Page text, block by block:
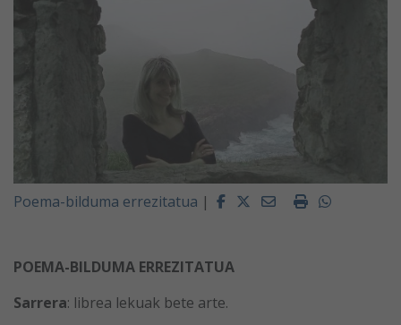
Poema-bilduma errezitatua | FacebookTwitterEmailImprimirWhatsapp
POEMA-BILDUMA ERREZITATUA
Sarrera: librea lekuak bete arte.